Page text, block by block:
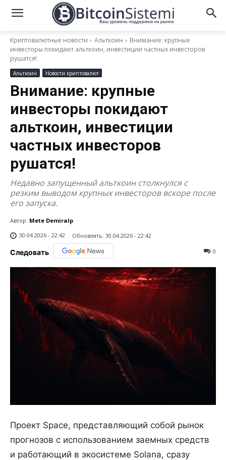
Криптовалютные новости Альткоин
Внимание: крупные
инвесторы покидают альткоин, инвестиции частных инвесторов
рушатся!
Альткоин Новости криптовалют
Внимание: крупные
инвесторы покидают
альткоин, инвестиции
частных инвесторов
рушатся!
Недавно запущенный альткоин столкнулся с
резким выводом крупных инвесторов вскоре после
его запуска.
Автор: Mete Demiralp
30.04.2026 - 22:42
Обновлять: 30.04.2026 - 22:42
Следовать 0
Проект Space, представляющий собой рынок
прогнозов с использованием заемных средств
и работающий в экосистеме Solana, сразу